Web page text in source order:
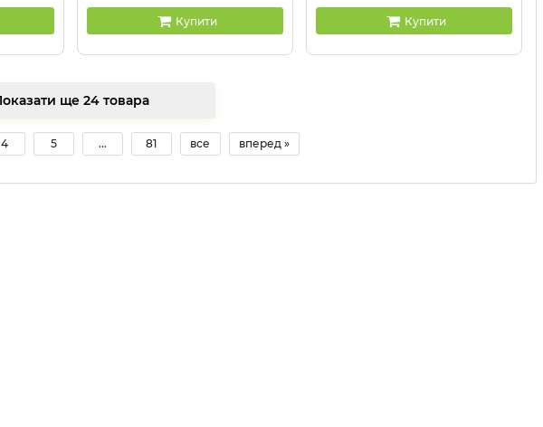
Купити Купити
Показати ще 24 товара
4 5 ... 81 все вперед »